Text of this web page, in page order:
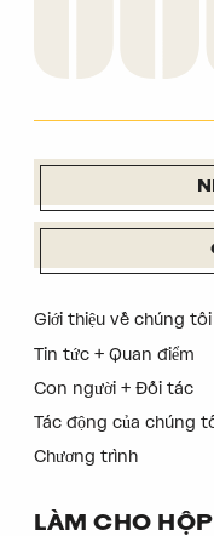
Giới thiệu về chúng tôi
Tin tức + Quan điểm
Con người + Đối tác
Tác động của chúng
Chương trình
LÀM CHO